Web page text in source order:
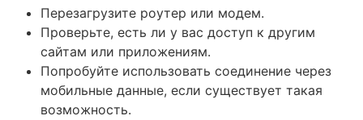
Перезагрузите роутер или модем.
Проверьте, есть ли у вас доступ к другим
сайтам или приложениям.
Попробуйте использовать соединение через
мобильные данные, если существует такая
возможность.